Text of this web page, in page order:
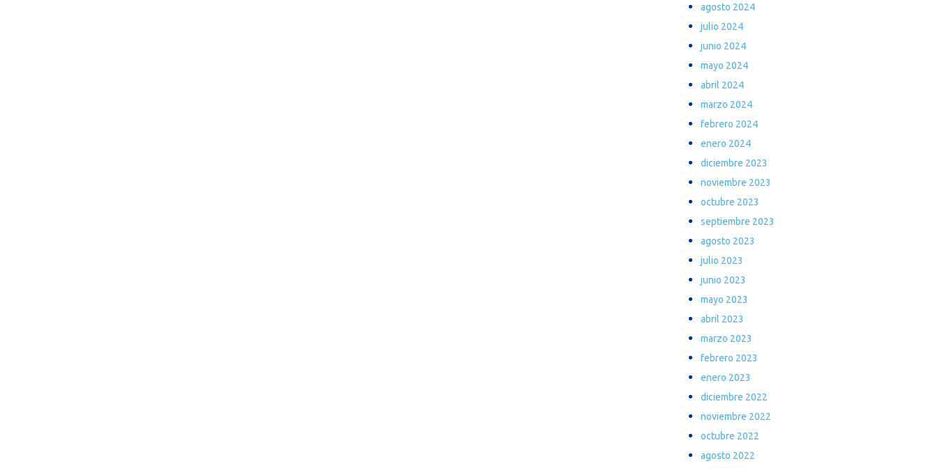
agosto 2024
julio 2024
junio 2024
mayo 2024
abril 2024
marzo 2024
febrero 2024
enero 2024
diciembre 2023
noviembre 2023
octubre 2023
septiembre 2023
agosto 2023
julio 2023
junio 2023
mayo 2023
abril 2023
marzo 2023
febrero 2023
enero 2023
diciembre 2022
noviembre 2022
octubre 2022
agosto 2022